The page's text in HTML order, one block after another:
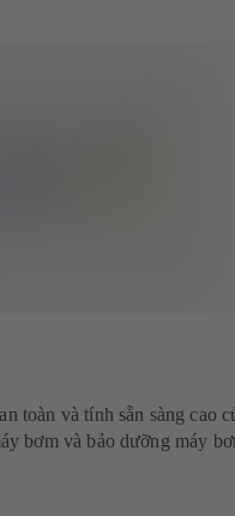
toàn và tính sẵn sàng cao
bơm và bảo dưỡng máy